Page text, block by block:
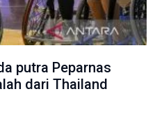
putra Peparnas
dari Thailand